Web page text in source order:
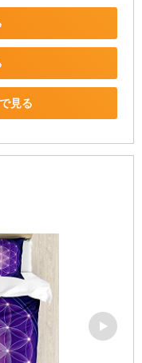
見る